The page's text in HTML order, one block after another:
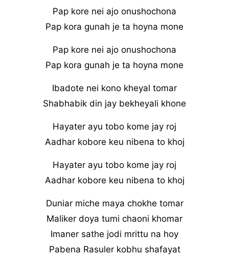
Pap kore nei ajo onushochona
Pap kora gunah je ta hoyna mone
Pap kore nei ajo onushochona
Pap kora gunah je ta hoyna mone
Ibadote nei kono kheyal tomar
Shabhabik din jay bekheyali khone
Hayater ayu tobo kome jay roj
Aadhar kobore keu nibena to khoj
Hayater ayu tobo kome jay roj
Aadhar kobore keu nibena to khoj
Duniar miche maya chokhe tomar
Maliker doya tumi chaoni khomar
Imaner sathe jodi mrittu na hoy
Pabena Rasuler kobhu shafayat